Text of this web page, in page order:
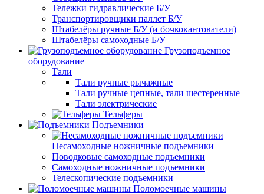
Тележки гидравлические Б/У
Транспортировщики паллет Б/У
Штабелёры ручные Б/У (и бочкокантователи)
Штабелёры самоходные Б/У
Грузоподъемное
оборудование
Тали
Тали ручные рычажные
Тали ручные цепные, тали шестеренные
Тали электрические
Тельферы
Подъемники
Несамоходные ножничные подъемники
Поводковые самоходные подъемники
Самоходные ножничные подъемники
Телескопические подъемники
Поломоечные машины